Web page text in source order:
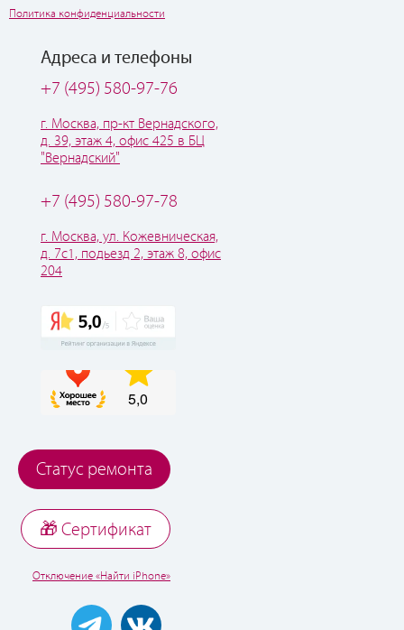
Политика конфиденциальности
Адреса и телефоны
+7 (495) 580-97-76
г. Москва, пр-кт Вернадского,
д. 39, этаж 4, офис 425 в БЦ
"Вернадский"
+7 (495) 580-97-78
г. Москва, ул. Кожевническая,
д. 7с1, подьезд 2, этаж 8, офис
204
Статус ремонта
🎁 Cертификат
Отключение «Найти iPhone»